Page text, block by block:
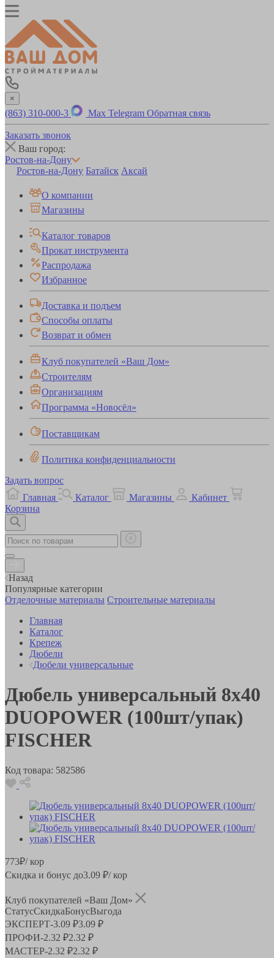
×
(863) 310-000-3 Max Telegram Обратная связь
Заказать звонок
Ваш город:
Ростов-на-Дону
Ростов-на-Дону Батайск Аксай
О компании
Магазины
Каталог товаров
Прокат инструмента
Распродажа
Избранное
Доставка и подъем
Способы оплаты
Возврат и обмен
Клуб покупателей «Ваш Дом»
Строителям
Организациям
Программа «Новосёл»
Поставщикам
Политика конфиденциальности
Задать вопрос
Главная
Каталог Магазины
Кабинет
Корзина
Назад
Популярные категории
Отделочные материалы Строительные материалы
Главная
Каталог
Крепеж
Дюбели
Дюбели универсальные
Дюбель универсальный 8х40
DUOPOWER (100шт/упак)
FISCHER
Код товара: 582586
773₽/ кор
Скидка и бонус до3.09 ₽/ кор
Клуб покупателей «Ваш Дом»
СтатусСкидкаБонусВыгода
ЭКСПЕРТ-3.09 ₽3.09 ₽
ПРОФИ-2.32 ₽2.32 ₽
МАСТЕР-2.32 ₽2.32 ₽